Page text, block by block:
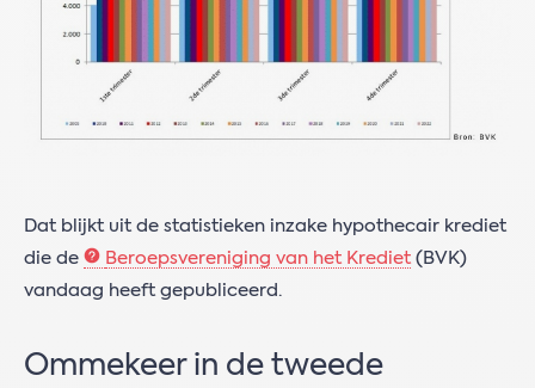
Dat blijkt uit de statistieken inzake hypothecair krediet
die de
Beroepsvereniging van het Krediet (BVK)
vandaag heeft gepubliceerd.
Ommekeer in de tweede